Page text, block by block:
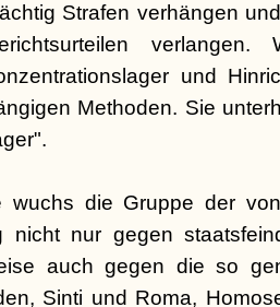
Strafen verhängen
verlangen.
und
Methoden. Sie
wuchs die Gruppe der
nur gegen
auch gegen die so
Sinti und Roma,